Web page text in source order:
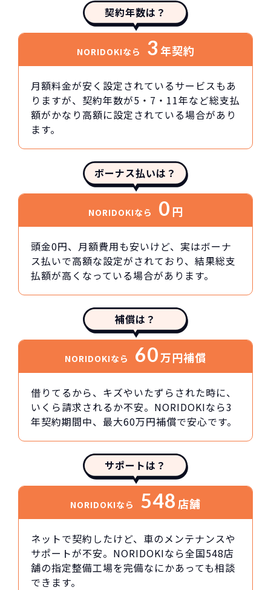
契約年数は？
NORIDOKIなら 3 年契約
月額料金が安く設定されているサービスもあ
りますが、契約年数が5・7・11年など総支払
額がかなり高額に設定されている場合があり
ます。
ボーナス払いは？
NORIDOKIなら 0円
頭金0円、月額費用も安いけど、実はボーナ
ス払いで高額な設定がされており、結果総支
払額が高くなっている場合があります。
補償は？
NORIDOKIなら 60万円補償
借りてるから、キズやいたずらされた時に、
いくら請求されるか不安。NORIDOKIなら3
年契約期間中、最大60万円補償で安心です。
サポートは？
NORIDOKIなら 548 店舗
ネットで契約したけど、車のメンテナンスや
サポートが不安。NORIDOKIなら全国548店
舗の指定整備工場を完備なにかあっても相談
できます。